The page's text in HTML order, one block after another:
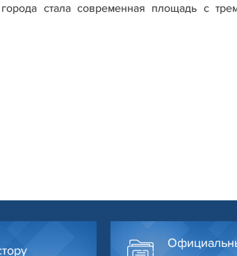
стала современная площадь с